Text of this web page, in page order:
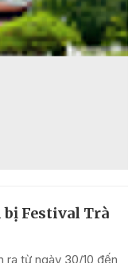
bị Festival Trà
ra từ ngày 30/10 đến